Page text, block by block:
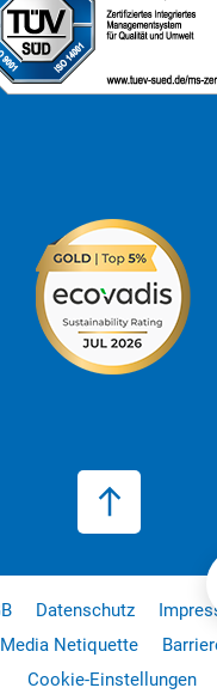
Datenschutz
Netiquette
Cookie-Einstellungen